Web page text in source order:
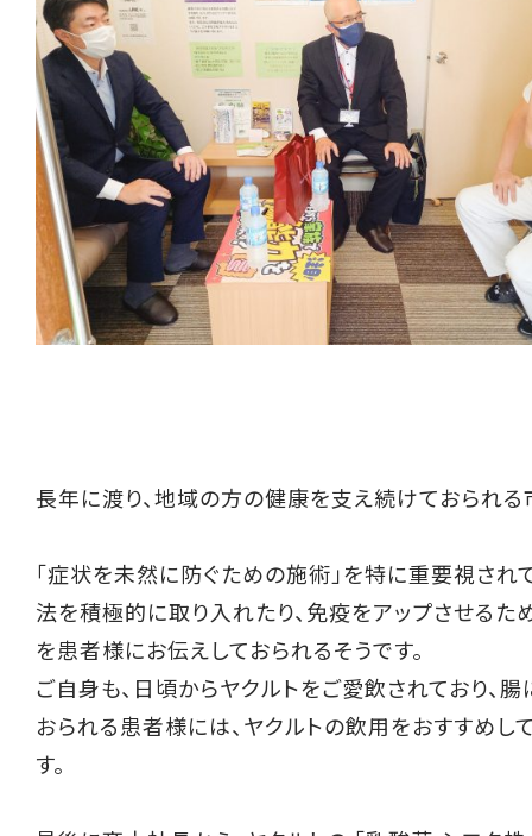
長年に渡り、地域の方の健康を支え続けておられる
「症状を未然に防ぐための施術」を特に重要視され
法を積極的に取り入れたり、免疫をアップさせるた
を患者様にお伝えしておられるそうです。
ご自身も、日頃からヤクルトをご愛飲されており、
おられる患者様には、ヤクルトの飲用をおすすめし
す。